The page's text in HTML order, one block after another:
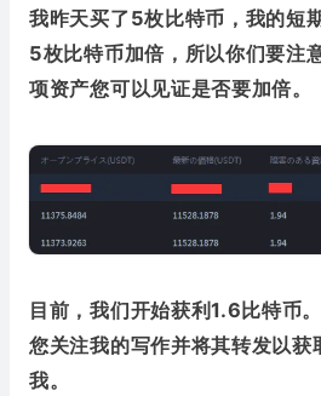
我昨天买了5枚比特币，我的短
5枚比特币加倍，所以你们要注
项资产您可以见证是否要加倍。
目前，我们开始获利1.6比特币。
您关注我的写作并将其转发以获
我。